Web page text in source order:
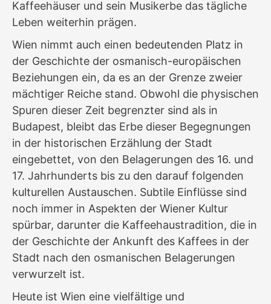
Kaffeehäuser und sein Musikerbe das tägliche
Leben weiterhin prägen.
Wien nimmt auch einen bedeutenden Platz in
der Geschichte der osmanisch-europäischen
Beziehungen ein, da es an der Grenze zweier
mächtiger Reiche stand. Obwohl die physischen
Spuren dieser Zeit begrenzter sind als in
Budapest, bleibt das Erbe dieser Begegnungen
in der historischen Erzählung der Stadt
eingebettet, von den Belagerungen des 16. und
17. Jahrhunderts bis zu den darauf folgenden
kulturellen Austauschen. Subtile Einflüsse sind
noch immer in Aspekten der Wiener Kultur
spürbar, darunter die Kaffeehaustradition, die in
der Geschichte der Ankunft des Kaffees in der
Stadt nach den osmanischen Belagerungen
verwurzelt ist.
Heute ist Wien eine vielfältige und